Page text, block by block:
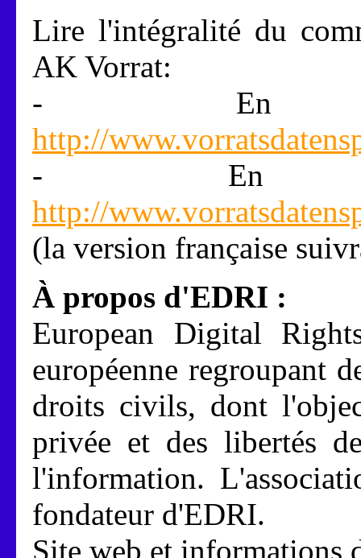
Lire l'intégralité du
AK Vorrat:
- En
http://
- En
http://
(la version française
À propos d'EDRI :
European Digital
européenne regroupant
droits civils, dont
privée et des libertés
l'information.
fondateur d'EDRI.
Site web et informations